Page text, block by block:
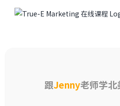
11月27日 《Shopify
跟Jenny老师学北